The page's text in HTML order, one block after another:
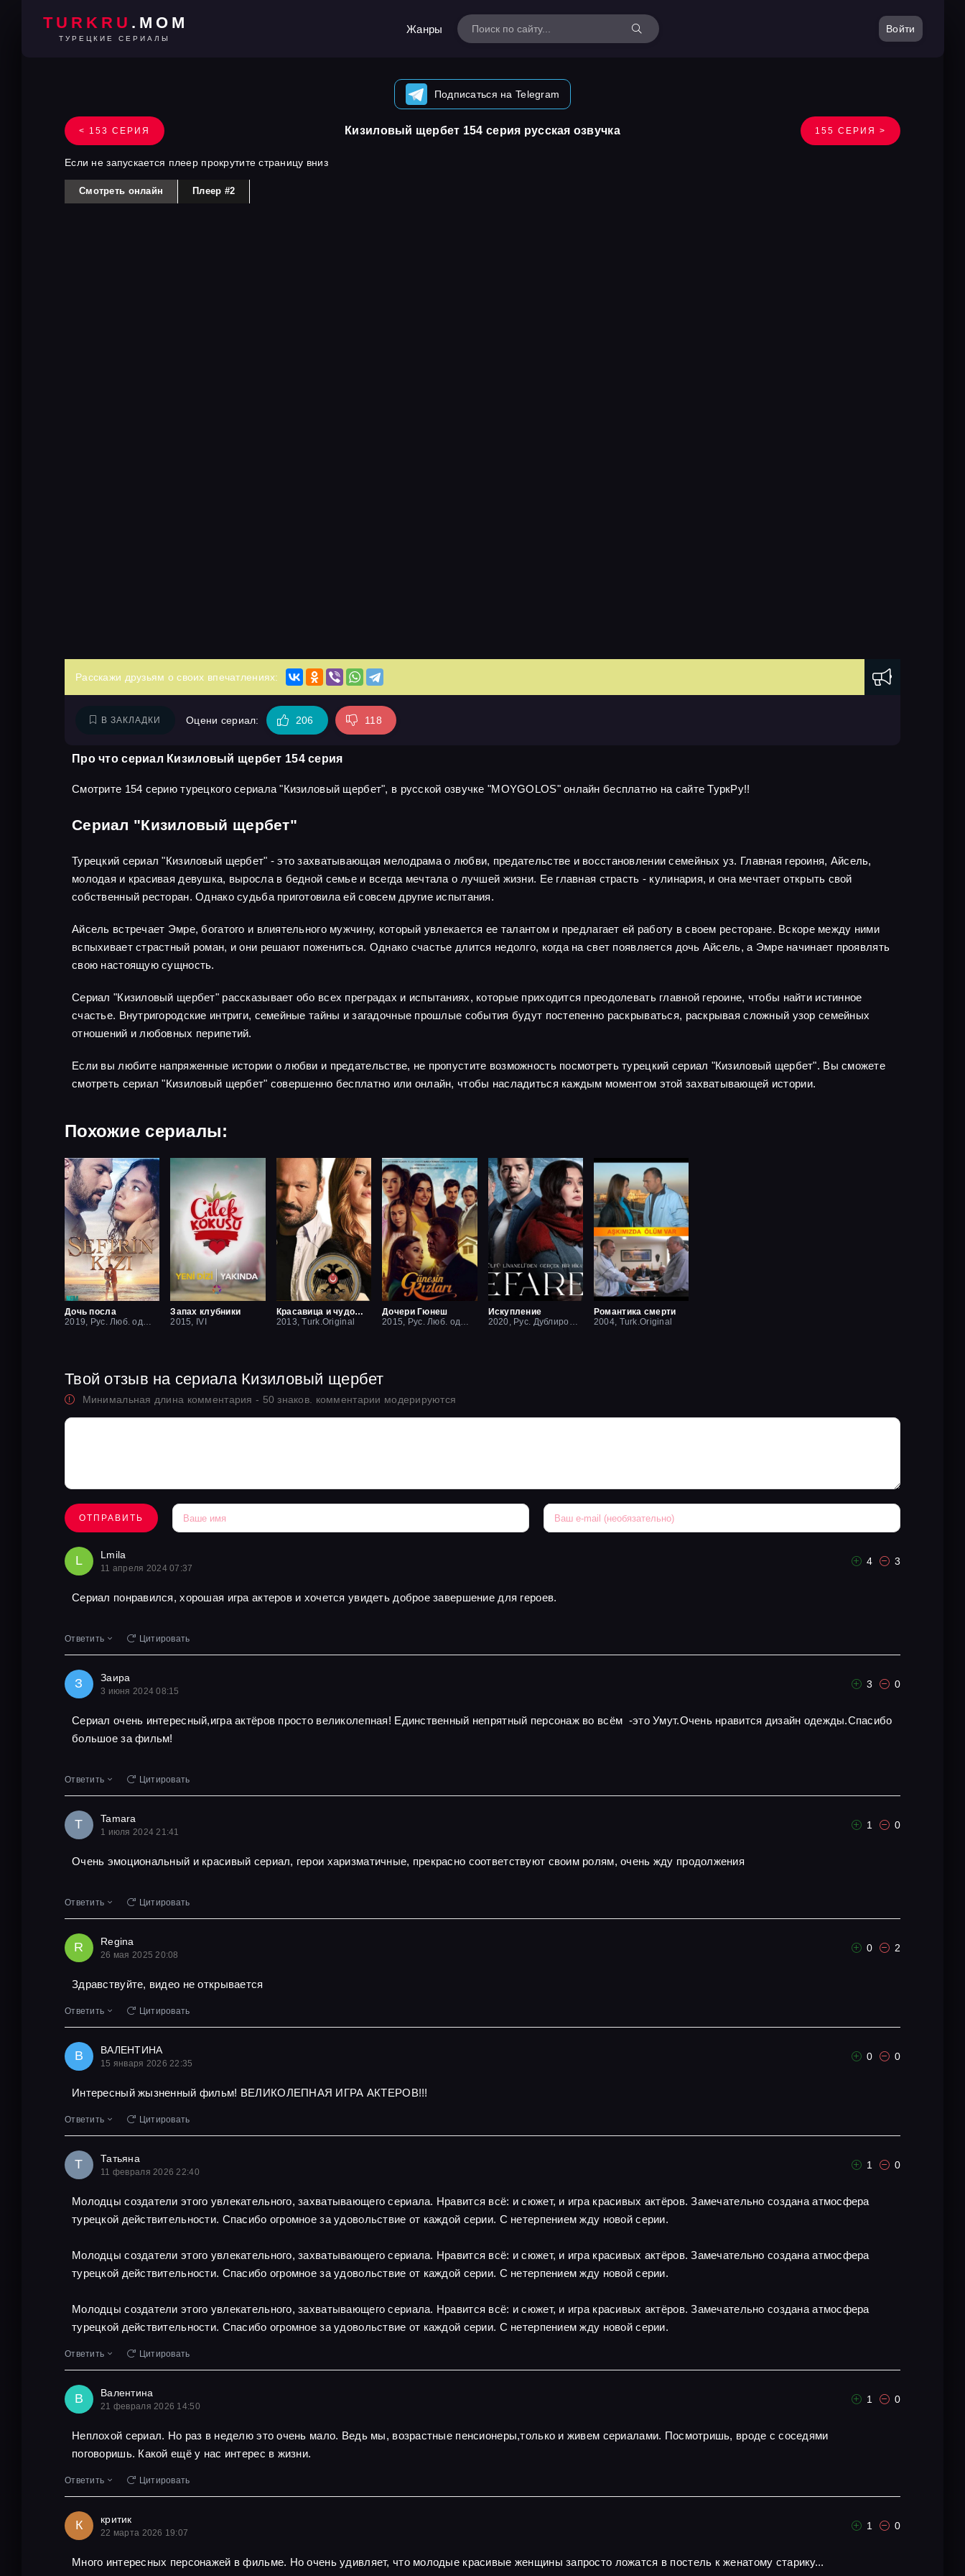
TURKRU .MOM
ТУРЕЦКИЕ СЕРИАЛЫ
Жанры Войти
Подписаться на Telegram
< 153 СЕРИЯ Кизиловый щербет 154 серия русская озвучка 155 СЕРИЯ >
Если не запускается плеер прокрутите страницу вниз
Смотреть онлайн Плеер #2
Расскажи друзьям о своих впечатлениях:
В ЗАКЛАДКИ Оцени сериал: 206 118
Про что сериал Кизиловый щербет 154 серия
Смотрите 154 серию турецкого сериала "Кизиловый щербет", в русской озвучке "MOYGOLOS" онлайн бесплатно на сайте ТуркРу!!
Сериал "Кизиловый щербет"
Турецкий сериал "Кизиловый щербет" - это захватывающая мелодрама о любви, предательстве и восстановлении семейных уз. Главная героиня, Айсель,
молодая и красивая девушка, выросла в бедной семье и всегда мечтала о лучшей жизни. Ее главная страсть - кулинария, и она мечтает открыть свой
собственный ресторан. Однако судьба приготовила ей совсем другие испытания.
Айсель встречает Эмре, богатого и влиятельного мужчину, который увлекается ее талантом и предлагает ей работу в своем ресторане. Вскоре между ними
вспыхивает страстный роман, и они решают пожениться. Однако счастье длится недолго, когда на свет появляется дочь Айсель, а Эмре начинает проявлять
свою настоящую сущность.
Сериал "Кизиловый щербет" рассказывает обо всех преградах и испытаниях, которые приходится преодолевать главной героине, чтобы найти истинное
счастье. Внутригородские интриги, семейные тайны и загадочные прошлые события будут постепенно раскрываться, раскрывая сложный узор семейных
отношений и любовных перипетий.
Если вы любите напряженные истории о любви и предательстве, не пропустите возможность посмотреть турецкий сериал "Кизиловый щербет". Вы сможете
смотреть сериал "Кизиловый щербет" совершенно бесплатно или онлайн, чтобы насладиться каждым моментом этой захватывающей истории.
Похожие сериалы:
Дочь посла
Запах клубники
2015, IVI
Красавица и чудовище
2013, Turk.Original
Дочери Гюнеш
Искупление
Романтика смерти
2004, Turk.Original
Твой отзыв на сериала Кизиловый щербет
Минимальная длина комментария - 50 знаков. комментарии модерируются
ОТПРАВИТЬ
L Lmila
11 апреля 2024 07:37
4 3
Сериал понравился, хорошая игра актеров и хочется увидеть доброе завершение для героев.
Ответить Цитировать
З Заира
3 июня 2024 08:15
3 0
Сериал очень интересный,игра актёров просто великолепная! Единственный непрятный персонаж во всём -это Умут.Очень нравится дизайн одежды.Спасибо
большое за фильм!
Ответить Цитировать
T Tamara
1 июля 2024 21:41
1 0
Очень эмоциональный и красивый сериал, герои харизматичные, прекрасно соответствуют своим ролям, очень жду продолжения
Ответить Цитировать
R Regina
26 мая 2025 20:08
0 2
Здравствуйте, видео не открывается
Ответить Цитировать
В ВАЛЕНТИНА
15 января 2026 22:35
0 0
Интересный жызненный фильм! ВЕЛИКОЛЕПНАЯ ИГРА АКТЕРОВ!!!
Ответить Цитировать
Т Татьяна
11 февраля 2026 22:40
1 0
Молодцы создатели этого увлекательного, захватывающего сериала. Нравится всё: и сюжет, и игра красивых актёров. Замечательно создана атмосфера
турецкой действительности. Спасибо огромное за удовольствие от каждой серии. С нетерпением жду новой серии.
Молодцы создатели этого увлекательного, захватывающего сериала. Нравится всё: и сюжет, и игра красивых актёров. Замечательно создана атмосфера
турецкой действительности. Спасибо огромное за удовольствие от каждой серии. С нетерпением жду новой серии.
Молодцы создатели этого увлекательного, захватывающего сериала. Нравится всё: и сюжет, и игра красивых актёров. Замечательно создана атмосфера
турецкой действительности. Спасибо огромное за удовольствие от каждой серии. С нетерпением жду новой серии.
Ответить Цитировать
В Валентина
21 февраля 2026 14:50
1 0
Неплохой сериал. Но раз в неделю это очень мало. Ведь мы, возрастные пенсионеры,только и живем сериалами. Посмотришь, вроде с соседями
поговоришь. Какой ещё у нас интерес в жизни.
Ответить Цитировать
К критик
22 марта 2026 19:07
1 0
Много интересных персонажей в фильме. Но очень удивляет, что молодые красивые женщины запросто ложатся в постель к женатому старику...